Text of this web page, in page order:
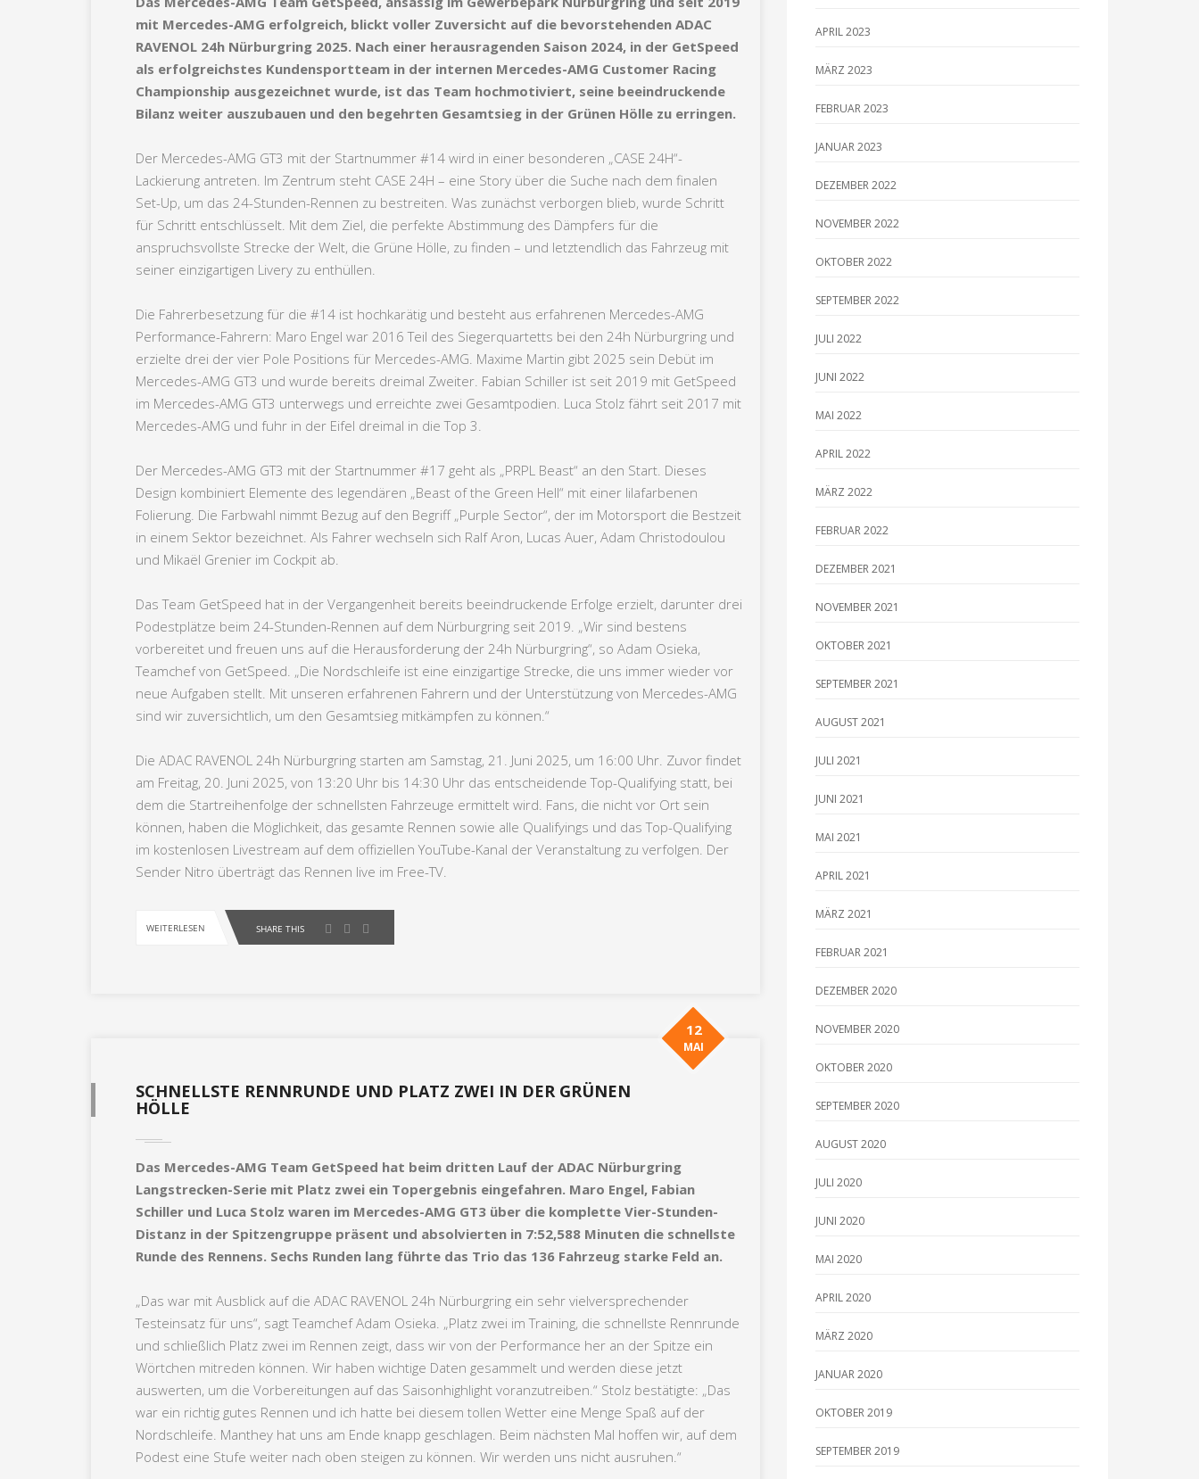
mit Mercedes-AMG erfolgreich, blickt voller Zuversicht auf die bevorstehenden ADAC
RAVENOL 24h Nürburgring 2025. Nach einer herausragenden Saison 2024, in der GetSpeed
als erfolgreichstes Kundensportteam in der internen Mercedes-AMG Customer Racing
Championship ausgezeichnet wurde, ist das Team hochmotiviert, seine beeindruckende
Bilanz weiter auszubauen und den begehrten Gesamtsieg in der Grünen Hölle zu erringen.
Der Mercedes-AMG GT3 mit der Startnummer #14 wird in einer besonderen „CASE 24H“-
Lackierung antreten. Im Zentrum steht CASE 24H – eine Story über die Suche nach dem finalen
Set-Up, um das 24-Stunden-Rennen zu bestreiten. Was zunächst verborgen blieb, wurde Schritt
für Schritt entschlüsselt. Mit dem Ziel, die perfekte Abstimmung des Dämpfers für die
anspruchsvollste Strecke der Welt, die Grüne Hölle, zu finden – und letztendlich das Fahrzeug mit
seiner einzigartigen Livery zu enthüllen.
Die Fahrerbesetzung für die #14 ist hochkarätig und besteht aus erfahrenen Mercedes-AMG
Performance-Fahrern: Maro Engel war 2016 Teil des Siegerquartetts bei den 24h Nürburgring und
erzielte drei der vier Pole Positions für Mercedes-AMG. Maxime Martin gibt 2025 sein Debüt im
Mercedes-AMG GT3 und wurde bereits dreimal Zweiter. Fabian Schiller ist seit 2019 mit GetSpeed
im Mercedes-AMG GT3 unterwegs und erreichte zwei Gesamtpodien. Luca Stolz fährt seit 2017 mit
Mercedes-AMG und fuhr in der Eifel dreimal in die Top 3.
Der Mercedes-AMG GT3 mit der Startnummer #17 geht als „PRPL Beast“ an den Start. Dieses
Design kombiniert Elemente des legendären „Beast of the Green Hell“ mit einer lilafarbenen
Folierung. Die Farbwahl nimmt Bezug auf den Begriff „Purple Sector“, der im Motorsport die Bestzeit
in einem Sektor bezeichnet. Als Fahrer wechseln sich Ralf Aron, Lucas Auer, Adam Christodoulou
und Mikaël Grenier im Cockpit ab.
Das Team GetSpeed hat in der Vergangenheit bereits beeindruckende Erfolge erzielt, darunter drei
Podestplätze beim 24-Stunden-Rennen auf dem Nürburgring seit 2019. „Wir sind bestens
vorbereitet und freuen uns auf die Herausforderung der 24h Nürburgring“, so Adam Osieka,
Teamchef von GetSpeed. „Die Nordschleife ist eine einzigartige Strecke, die uns immer wieder vor
neue Aufgaben stellt. Mit unseren erfahrenen Fahrern und der Unterstützung von Mercedes-AMG
sind wir zuversichtlich, um den Gesamtsieg mitkämpfen zu können.“
Die ADAC RAVENOL 24h Nürburgring starten am Samstag, 21. Juni 2025, um 16:00 Uhr. Zuvor findet
am Freitag, 20. Juni 2025, von 13:20 Uhr bis 14:30 Uhr das entscheidende Top-Qualifying statt, bei
dem die Startreihenfolge der schnellsten Fahrzeuge ermittelt wird. Fans, die nicht vor Ort sein
können, haben die Möglichkeit, das gesamte Rennen sowie alle Qualifyings und das Top-Qualifying
im kostenlosen Livestream auf dem offiziellen YouTube-Kanal der Veranstaltung zu verfolgen. Der
Sender Nitro überträgt das Rennen live im Free-TV.
WEITERLESEN SHARE THIS
SCHNELLSTE RENNRUNDE UND PLATZ ZWEI IN DER GRÜNEN
HÖLLE
12
MAI
Das Mercedes-AMG Team GetSpeed hat beim dritten Lauf der ADAC Nürburgring
Langstrecken-Serie mit Platz zwei ein Topergebnis eingefahren. Maro Engel, Fabian
Schiller und Luca Stolz waren im Mercedes-AMG GT3 über die komplette Vier-Stunden-
Distanz in der Spitzengruppe präsent und absolvierten in 7:52,588 Minuten die schnellste
Runde des Rennens. Sechs Runden lang führte das Trio das 136 Fahrzeug starke Feld an.
„Das war mit Ausblick auf die ADAC RAVENOL 24h Nürburgring ein sehr vielversprechender
Testeinsatz für uns“, sagt Teamchef Adam Osieka. „Platz zwei im Training, die schnellste Rennrunde
und schließlich Platz zwei im Rennen zeigt, dass wir von der Performance her an der Spitze ein
Wörtchen mitreden können. Wir haben wichtige Daten gesammelt und werden diese jetzt
auswerten, um die Vorbereitungen auf das Saisonhighlight voranzutreiben.“ Stolz bestätigte: „Das
war ein richtig gutes Rennen und ich hatte bei diesem tollen Wetter eine Menge Spaß auf der
Nordschleife. Manthey hat uns am Ende knapp geschlagen. Beim nächsten Mal hoffen wir, auf dem
Podest eine Stufe weiter nach oben steigen zu können. Wir werden uns nicht ausruhen.“
APRIL 2023
MÄRZ 2023
FEBRUAR 2023
JANUAR 2023
DEZEMBER 2022
NOVEMBER 2022
OKTOBER 2022
SEPTEMBER 2022
JULI 2022
JUNI 2022
MAI 2022
APRIL 2022
MÄRZ 2022
FEBRUAR 2022
DEZEMBER 2021
NOVEMBER 2021
OKTOBER 2021
SEPTEMBER 2021
AUGUST 2021
JULI 2021
JUNI 2021
MAI 2021
APRIL 2021
MÄRZ 2021
FEBRUAR 2021
DEZEMBER 2020
NOVEMBER 2020
OKTOBER 2020
SEPTEMBER 2020
AUGUST 2020
JULI 2020
JUNI 2020
MAI 2020
APRIL 2020
MÄRZ 2020
JANUAR 2020
OKTOBER 2019
SEPTEMBER 2019